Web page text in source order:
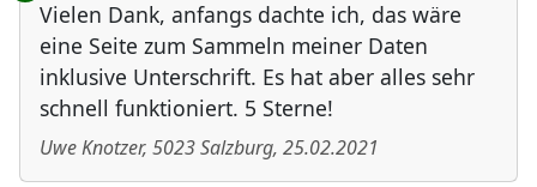
Vielen Dank, anfangs dachte ich, das wäre
eine Seite zum Sammeln meiner Daten
inklusive Unterschrift. Es hat aber alles sehr
schnell funktioniert. 5 Sterne!
Uwe Knotzer, 5023Salzburg, 25.02.2021